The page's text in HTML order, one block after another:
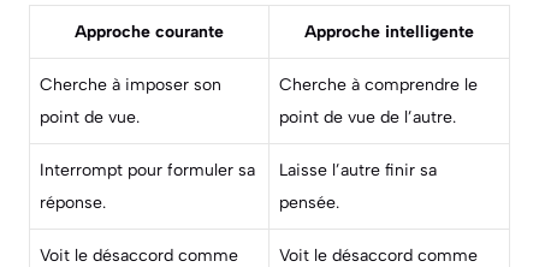
Approche courante Approche intelligente
Cherche à imposer son
point de vue.
Cherche à comprendre le
point de vue de l’autre.
Interrompt pour formuler sa
réponse.
Laisse l’autre finir sa
pensée.
Voit le désaccord comme
Voit le désaccord comme